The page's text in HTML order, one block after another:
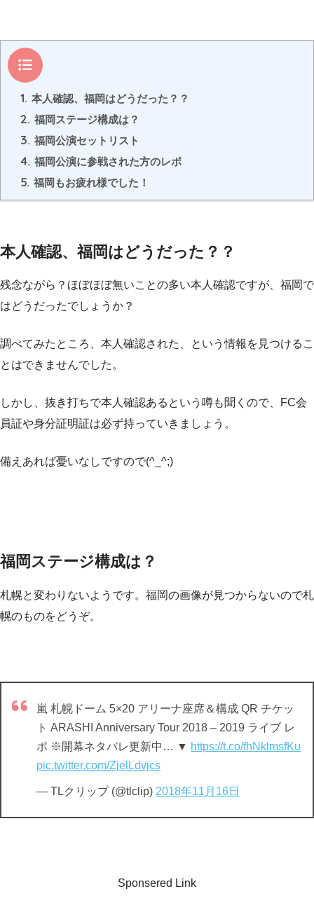
目次
1. 本人確認、福岡はどうだった？？
2. 福岡ステージ構成は？
3. 福岡公演セットリスト
4. 福岡公演に参戦された方のレポ
5. 福岡もお疲れ様でした！
本人確認、福岡はどうだった？？
残念ながら？ほぼほぼ無いことの多い本人確認ですが、福岡で
はどうだったでしょうか？
調べてみたところ、本人確認された、という情報を見つけるこ
とはできませんでした。
しかし、抜き打ちで本人確認あるという噂も聞くので、FC会
員証や身分証明証は必ず持っていきましょう。
備えあれば憂いなしですので(^_^;)
福岡ステージ構成は？
札幌と変わりないようです。福岡の画像が見つからないので札
幌のものをどうぞ。
嵐 札幌ドーム 5×20 アリーナ座席＆構成 QR チケッ
ト ARASHI Anniversary Tour 2018 – 2019 ライブ レ
ポ ※開幕ネタバレ更新中… ▼ https://t.co/fhNklmsfKu
pic.twitter.com/ZjelLdvjcs
— TLクリップ (@tlclip) 2018年11月16日
Sponsered Link